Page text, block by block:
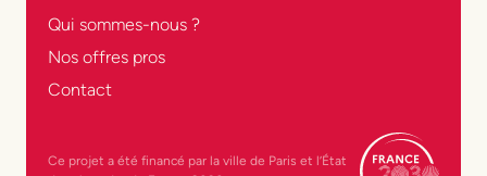
Qui sommes-nous ?
Nos offres pros
Contact
Ce projet a été financé par la ville de Paris et l’État